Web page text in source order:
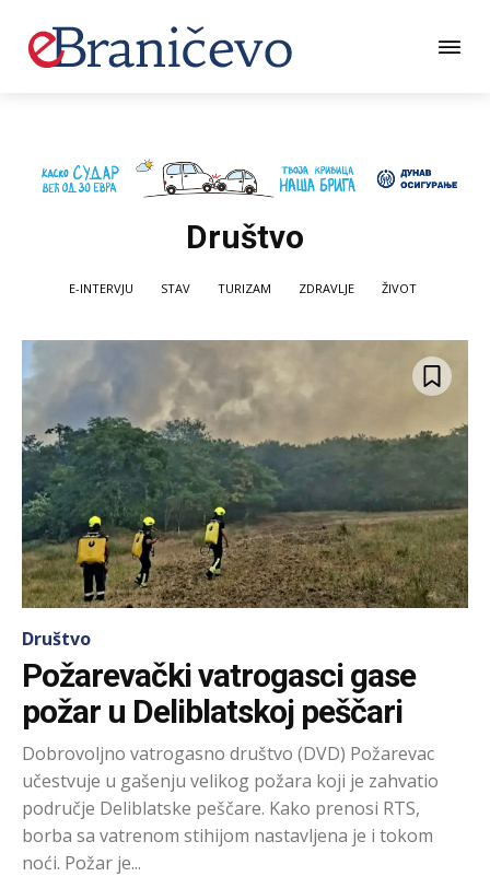
Društvo
E-INTERVJU STAV TURIZAM ZDRAVLJE ŽIVOT
Društvo
Požarevački vatrogasci gase
požar u Deliblatskoj peščari
Dobrovoljno vatrogasno društvo (DVD) Požarevac
učestvuje u gašenju velikog požara koji je zahvatio
područje Deliblatske peščare. Kako prenosi RTS,
borba sa vatrenom stihijom nastavljena je i tokom
noći. Požar je...